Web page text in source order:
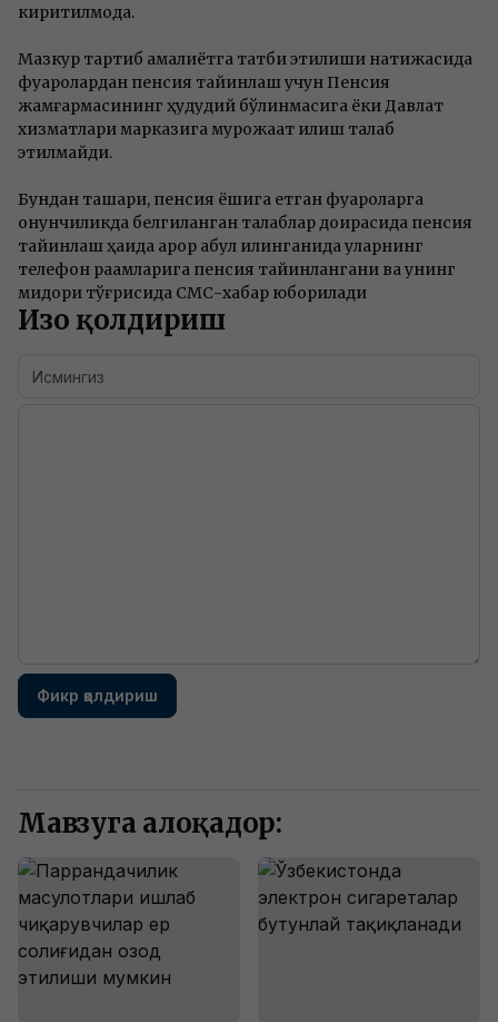
киритилмоқда.
Мазкур тартиб амалиётга татбиқ этилиши натижасида
фуқаролардан пенсия тайинлаш учун Пенсия
жамғармасининг ҳудудий бўлинмасига ёки Давлат
хизматлари марказига мурожаат қилиш талаб
этилмайди.
Бундан ташқари, пенсия ёшига етган фуқароларга
қонунчиликда белгиланган талаблар доирасида пенсия
тайинлаш ҳақида қарор қабул қилинганида уларнинг
телефон рақамларига пенсия тайинлангани ва унинг
миқдори тўғрисида СМС-хабар юборилади
Изоҳ қолдириш
Фикр қолдириш
Мавзуга алоқадор: